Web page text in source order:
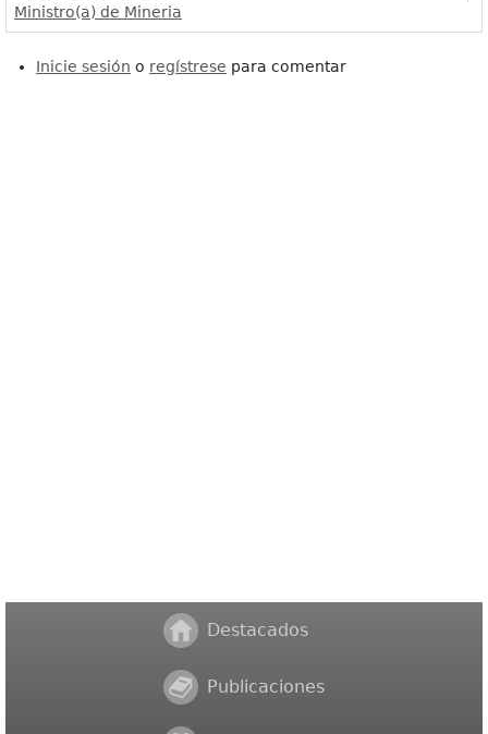
Ministro(a) de Mineria
Inicie sesión o regístrese para comentar
Destacados
Publicaciones